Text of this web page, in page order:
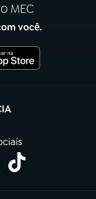
MEC
você.
nova aba)